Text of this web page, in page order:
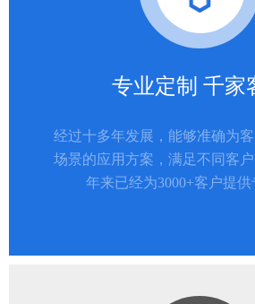
专业定制 千家
经过十多年发展，能够准确为
场景的应用方案，满足不同客
年来已经为3000+客户提供